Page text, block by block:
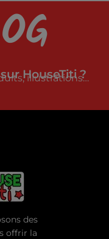
HouseTiti ?
illustrations…
des
offrir la